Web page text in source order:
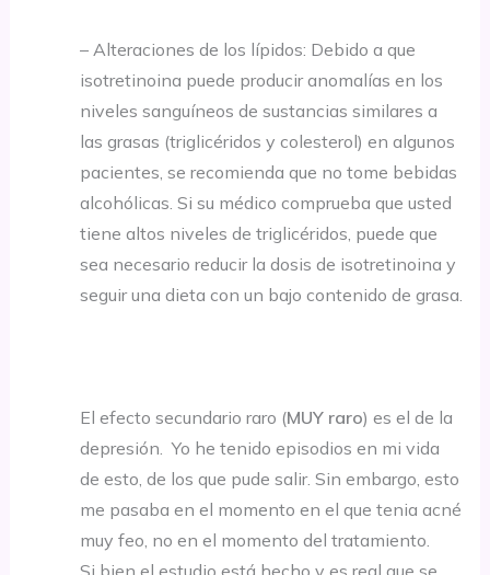
– Alteraciones de los lípidos: Debido a que
isotretinoina puede producir anomalías en los
niveles sanguíneos de sustancias similares a
las grasas (triglicéridos y colesterol) en algunos
pacientes, se recomienda que no tome bebidas
alcohólicas. Si su médico comprueba que usted
tiene altos niveles de triglicéridos, puede que
sea necesario reducir la dosis de isotretinoina y
seguir una dieta con un bajo contenido de grasa.
El efecto secundario raro (MUY raro) es el de la
depresión. Yo he tenido episodios en mi vida
de esto, de los que pude salir. Sin embargo, esto
me pasaba en el momento en el que tenia acné
muy feo, no en el momento del tratamiento.
Si bien el estudio está hecho y es real que se